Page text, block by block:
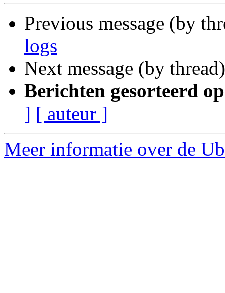
Previous message (by
logs
Next message (by
Berichten gesorteerd
] [ auteur ]
Meer informatie over de